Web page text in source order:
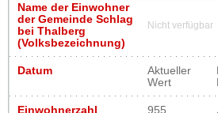
Name der Einwohner
der Gemeinde Schlag
bei Thalberg
(Volksbezeichnung)
Nicht verfügbar
Datum
Aktueller
Wert
Einwohnerzahl
955